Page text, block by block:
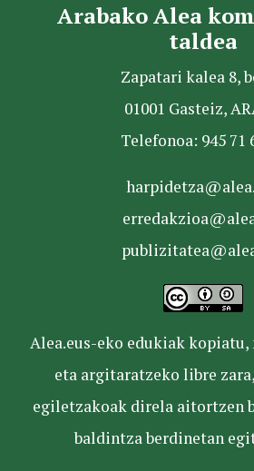
Arabako Alea
taldea
Zapatari kalea 8,
01001 Gasteiz,
Telefonoa: 945 71
Alea.eus-eko edukiak
eta argitaratzeko libre
egiletzakoak direla aitortzen
baldintza berdinetan